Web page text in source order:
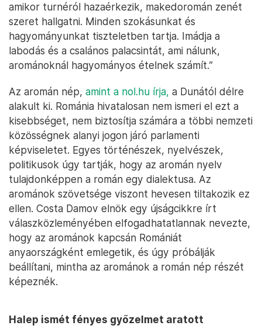
amikor turnéról hazaérkezik, makedoromán zenét
szeret hallgatni. Minden szokásunkat és
hagyományunkat tiszteletben tartja. Imádja a
labodás és a csalános palacsintát, ami nálunk,
arománoknál hagyományos ételnek számít.”
Az aromán nép, amint a nol.hu írja, a Dunától délre
alakult ki. Románia hivatalosan nem ismeri el ezt a
kisebbséget, nem biztosítja számára a többi nemzeti
közösségnek alanyi jogon járó parlamenti
képviseletet. Egyes történészek, nyelvészek,
politikusok úgy tartják, hogy az aromán nyelv
tulajdonképpen a román egy dialektusa. Az
arománok szövetsége viszont hevesen tiltakozik ez
ellen. Costa Damov elnök egy újságcikkre írt
válaszközleményében elfogadhatatlannak nevezte,
hogy az arománok kapcsán Romániát
anyaországként emlegetik, és úgy próbálják
beállítani, mintha az arománok a román nép részét
képeznék.
Halep ismét fényes győzelmet aratott